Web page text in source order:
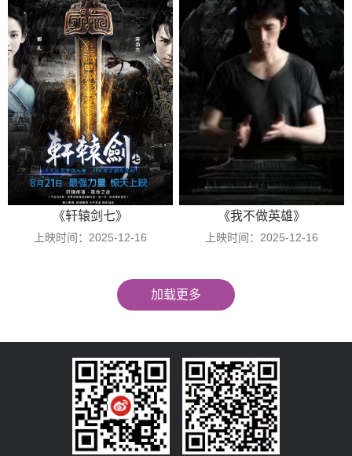
《轩辕剑七》
上映时间：2025-12-16
《我不做英雄》
上映时间：2025-12-16
加载更多